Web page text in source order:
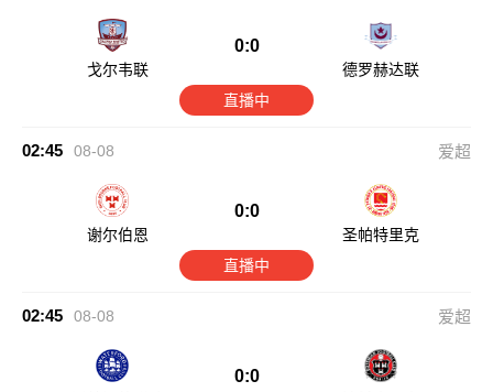
戈尔韦联
0:0
德罗赫达联
直播中
02:45 08-08 爱超
谢尔伯恩
0:0
圣帕特里克
直播中
02:45 08-08 爱超
0:0